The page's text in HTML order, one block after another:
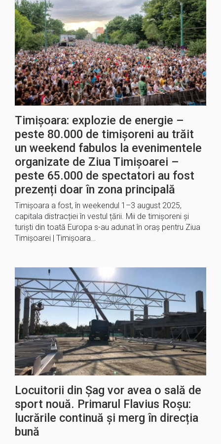
Timișoara: explozie de energie –
peste 80.000 de timișoreni au trăit
un weekend fabulos la evenimentele
organizate de Ziua Timișoarei –
peste 65.000 de spectatori au fost
prezenți doar în zona principală
Timișoara a fost, în weekendul 1–3 august 2025,
capitala distracției în vestul țării. Mii de timișoreni și
turiști din toată Europa s-au adunat în oraș pentru Ziua
Timișoarei | Timișoara…
Locuitorii din Șag vor avea o sală de
sport nouă. Primarul Flavius Roșu:
lucrările continuă și merg în direcția
bună